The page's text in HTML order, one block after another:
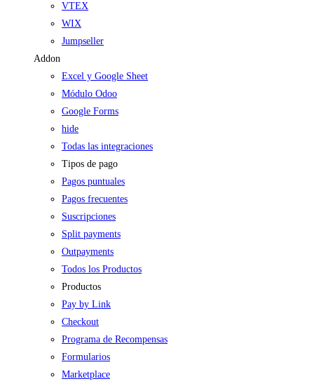
VTEX
WIX
Jumpseller
Addon
Excel y Google Sheet
Módulo Odoo
Google Forms
hide
Todas las integraciones
Tipos de pago
Pagos puntuales
Pagos frecuentes
Suscripciones
Split payments
Outpayments
Todos los Productos
Productos
Pay by Link
Checkout
Programa de Recompensas
Formularios
Marketplace